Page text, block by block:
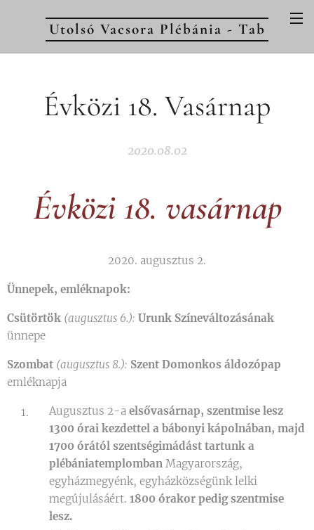
Utolsó Vacsora Plébánia - Tab
Évközi 18. Vasárnap
2020.08.02
Évközi 18. vasárnap
2020. augusztus 2.
Ünnepek, emléknapok:
Csütörtök (augusztus 6.): Urunk Színeváltozásának
ünnepe
Szombat (augusztus 8.): Szent Domonkos áldozópap
emléknapja
Augusztus 2-a elsővasárnap, szentmise lesz
1300 órai kezdettel a bábonyi kápolnában, majd
1700 órától szentségimádást tartunk a
plébániatemplomban Magyarország,
egyházmegyénk, egyházközségünk lelki
megújulásáért. 1800 órakor pedig szentmise
lesz.